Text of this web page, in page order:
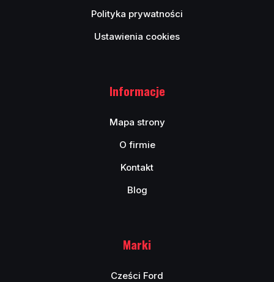
Polityka prywatności
Ustawienia cookies
Informacje
Mapa strony
O firmie
Kontakt
Blog
Marki
Cześci Ford